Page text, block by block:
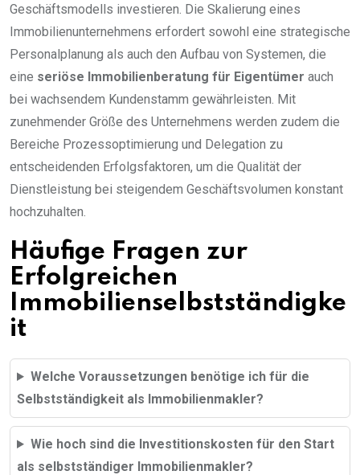
Geschäftsmodells investieren. Die Skalierung eines
Immobilienunternehmens erfordert sowohl eine strategische
Personalplanung als auch den Aufbau von Systemen, die
eine seriöse Immobilienberatung für Eigentümer auch
bei wachsendem Kundenstamm gewährleisten. Mit
zunehmender Größe des Unternehmens werden zudem die
Bereiche Prozessoptimierung und Delegation zu
entscheidenden Erfolgsfaktoren, um die Qualität der
Dienstleistung bei steigendem Geschäftsvolumen konstant
hochzuhalten.
Häufige Fragen zur
Erfolgreichen
Immobilienselbstständigke
it
Welche Voraussetzungen benötige ich für die
Selbstständigkeit als Immobilienmakler?
Wie hoch sind die Investitionskosten für den Start
als selbstständiger Immobilienmakler?